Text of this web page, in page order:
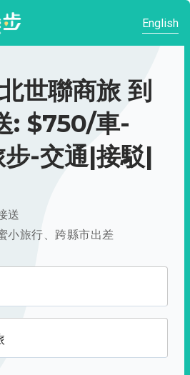
English
世聯商旅 到
: $750/車-
-交通|接駁|
送
小旅行、跨縣市出差